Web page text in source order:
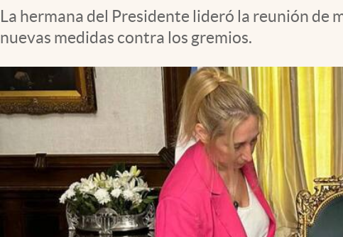
El Cronista Studio
Mediakit
abre en nueva pestaña
La hermana del Presidente lideró la reunión de
nuevas medidas contra los gremios.